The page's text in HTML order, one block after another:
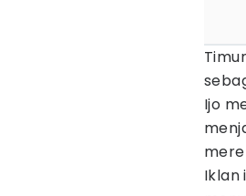
Ijo
Iklan